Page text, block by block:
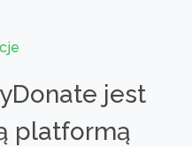
jest
platformą